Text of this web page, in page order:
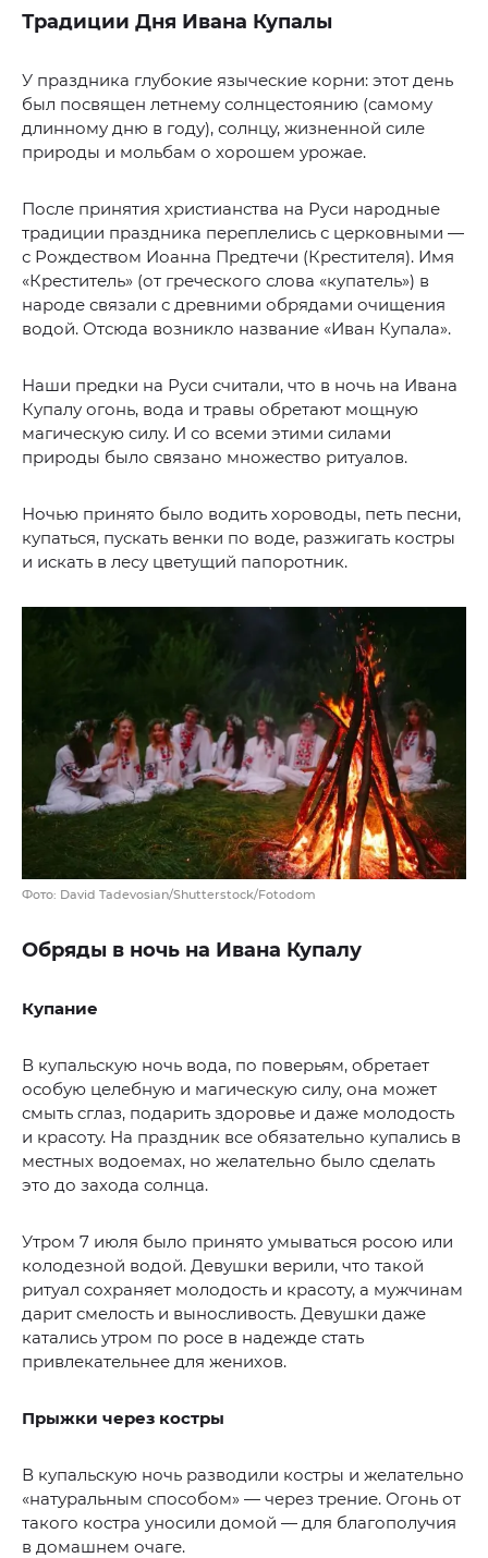
Традиции Дня Ивана Купалы
У праздника глубокие языческие корни: этот день
был посвящен летнему солнцестоянию (самому
длинному дню в году), солнцу, жизненной силе
природы и мольбам о хорошем урожае.
После принятия христианства на Руси народные
традиции праздника переплелись с церковными —
с Рождеством Иоанна Предтечи (Крестителя). Имя
«Креститель» (от греческого слова «купатель») в
народе связали с древними обрядами очищения
водой. Отсюда возникло название «Иван Купала».
Наши предки на Руси считали, что в ночь на Ивана
Купалу огонь, вода и травы обретают мощную
магическую силу. И со всеми этими силами
природы было связано множество ритуалов.
Ночью принято было водить хороводы, петь песни,
купаться, пускать венки по воде, разжигать костры
и искать в лесу цветущий папоротник.
Фото: David Tadevosian/Shutterstock/Fotodom
Обряды в ночь на Ивана Купалу
Купание
В купальскую ночь вода, по поверьям, обретает
особую целебную и магическую силу, она может
смыть сглаз, подарить здоровье и даже молодость
и красоту. На праздник все обязательно купались в
местных водоемах, но желательно было сделать
это до захода солнца.
Утром 7 июля было принято умываться росою или
колодезной водой. Девушки верили, что такой
ритуал сохраняет молодость и красоту, а мужчинам
дарит смелость и выносливость. Девушки даже
катались утром по росе в надежде стать
привлекательнее для женихов.
Прыжки через костры
В купальскую ночь разводили костры и желательно
«натуральным способом» — через трение. Огонь от
такого костра уносили домой — для благополучия
в домашнем очаге.